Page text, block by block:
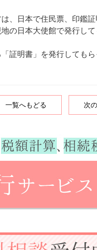
、日本で住民票、印鑑証
の日本大使館で発行し
証明書」を発行してもら
一覧へもどる 次